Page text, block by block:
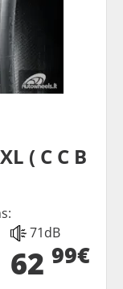
( C C B
71dB
62 99€